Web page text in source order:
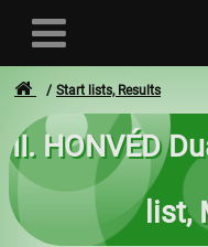
User
Login
Start lists, Results
II. HONVÉD
list,